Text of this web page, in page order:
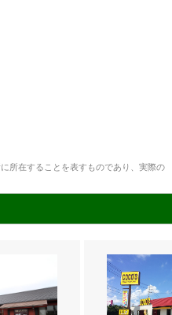
所在することを表すものであり、実際の